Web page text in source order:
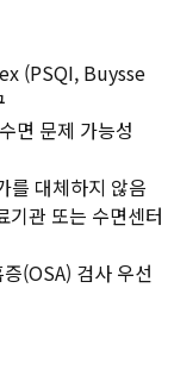
(PSQI, Buysse
면 문제 가능성
를 대체하지 않음
기관 또는 수면센터
(OSA) 검사 우선